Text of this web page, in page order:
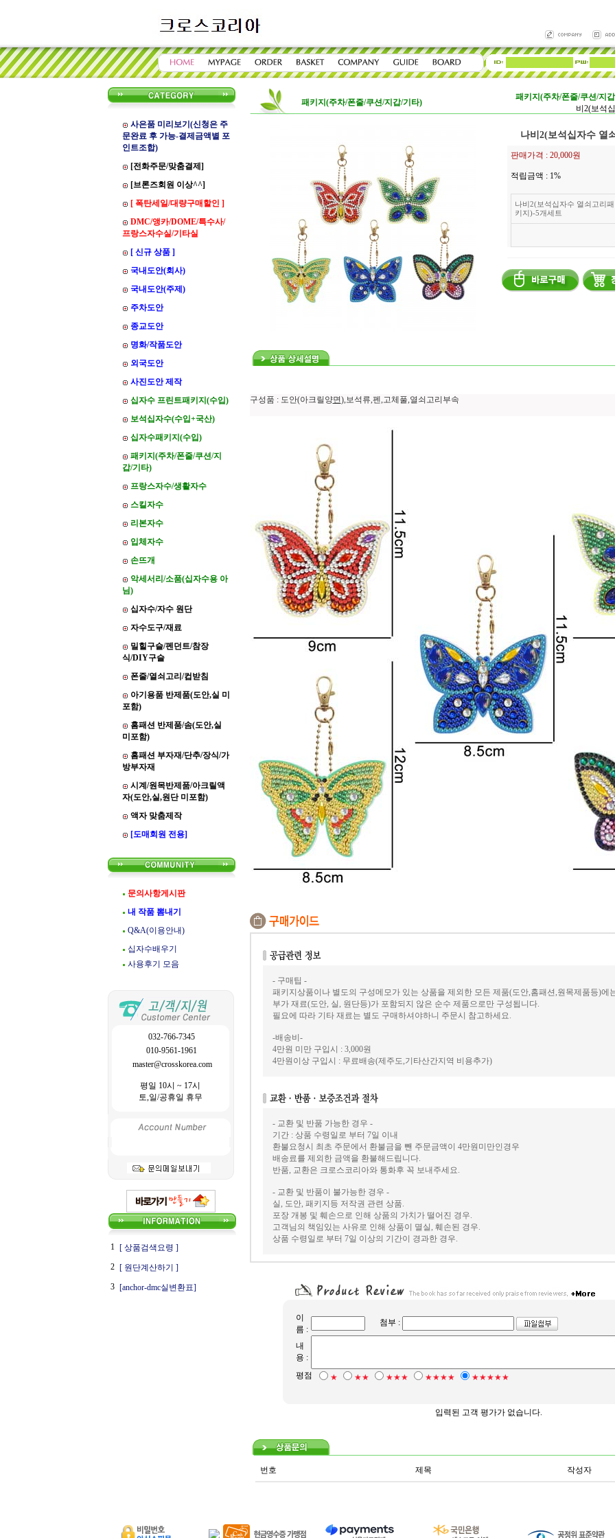
사은품 미리보기(신청은 주
문완료 후 가능-결제금액별 포
인트조합)
[전화주문/맞춤결제]
[브론즈회원 이상^^]
[ 폭탄세일/대량구매할인 ]
DMC/앵카/DOME/특수사/
프랑스자수실/기타실
[ 신규 상품 ]
국내도안(회사)
국내도안(주제)
주차도안
종교도안
명화/작품도안
외국도안
사진도안 제작
십자수 프린트패키지(수입)
보석십자수(수입+국산)
십자수패키지(수입)
패키지(주차/폰줄/쿠션/지
갑/기타)
프랑스자수/생활자수
스킬자수
리본자수
입체자수
손뜨개
악세서리/소품(십자수용 아
님)
십자수/자수 원단
자수도구/재료
밀힐구슬/펜던트/참장
식/DIY구슬
폰줄/열쇠고리/컵받침
아기용품 반제품(도안,실 미
포함)
홈패션 반제품/솜(도안,실
미포함)
홈패션 부자재/단추/장식/가
방부자재
시계/원목반제품/아크릴액
자(도안,실,원단 미포함)
액자 맞춤제작
[도매회원 전용]
문의사항게시판
내 작품 뽐내기
Q&A(이용안내)
십자수배우기
사용후기 모음
032-766-7345
010-9561-1961
master@crosskorea.com
평일 10시 ~ 17시
토,일/공휴일 휴무
1
[ 상품검색요령 ]
2
[ 원단계산하기 ]
3
[anchor-dmc실변환표]
패키지(주차/폰줄/쿠션/지갑/기타)
패키지(주차/폰줄/쿠션/지
비2(보석
나비2(보석십자수 열
판매가격 : 20,000원
적립금액 : 1%
나비2(보석십자수 열쇠고리패
키지)-5개세트
구성품 : 도안(아크릴양면),보석류,펜,고체풀,열쇠고리부속
- 구매팁 -
패키지상품이나 별도의 구성메모가 있는 상품을 제외한 모든 제품(도안,홈패션,원목제품등)에
부가 재료(도안, 실, 원단등)가 포함되지 않은 순수 제품으로만 구성됩니다.
필요에 따라 기타 재료는 별도 구매하셔야하니 주문시 참고하세요.
-배송비-
4만원 미만 구입시 : 3,000원
4만원이상 구입시 : 무료배송(제주도,기타산간지역 비용추가)
- 교환 및 반품 가능한 경우 -
기간 : 상품 수령일로 부터 7일 이내
환불요청시 최초 주문에서 환불금을 뺀 주문금액이 4만원미만인경우
배송료를 제외한 금액을 환불해드립니다.
반품, 교환은 크로스코리아와 통화후 꼭 보내주세요.
- 교환 및 반품이 불가능한 경우 -
실, 도안, 패키지등 저작권 관련 상품.
포장 개봉 및 훼손으로 인해 상품의 가치가 떨어진 경우.
고객님의 책임있는 사유로 인해 상품이 멸실, 훼손된 경우.
상품 수령일로 부터 7일 이상의 기간이 경과한 경우.
이
름 :
첨부 :
내
용 :
평점
★ ★★ ★★★ ★★★★ ★★★★★
입력된 고객 평가가 없습니다.
번호 제목 작성자